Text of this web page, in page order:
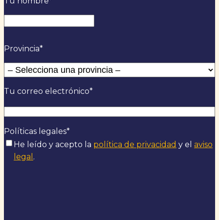
Provincia*
Tu correo electrónico*
Políticas legales*
He leído y acepto la política de privacidad y el aviso
legal .